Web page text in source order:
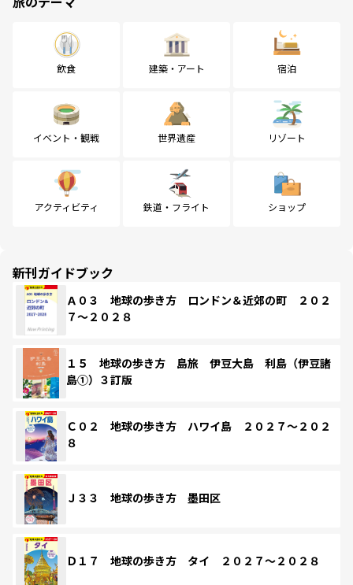
飲食 建築・アート 宿泊
イベント・観戦 世界遺産 リゾート
アクティビティ 鉄道・フライト ショップ
新刊ガイドブック
Ａ０３ 地球の歩き方 ロンドン＆近郊の町 ２０２
７～２０２８
１５ 地球の歩き方 島旅 伊豆大島 利島（伊豆諸
島①）３訂版
Ｃ０２ 地球の歩き方 ハワイ島 ２０２７～２０２
８
Ｊ３３ 地球の歩き方 墨田区
Ｄ１７ 地球の歩き方 タイ ２０２７～２０２８